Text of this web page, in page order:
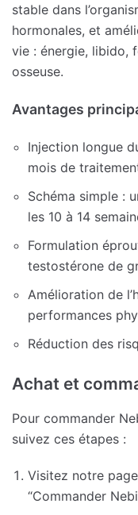
stable dans
hormonales, et
vie : énergie, libido,
osseuse.
Avantages
Injection longue
mois de
Schéma simple :
les 10 à 14
Formulation
testostérone de
Amélioration de
performances
Réduction des
Achat et
Pour commander
suivez ces étapes :
Visitez notre
“Commander